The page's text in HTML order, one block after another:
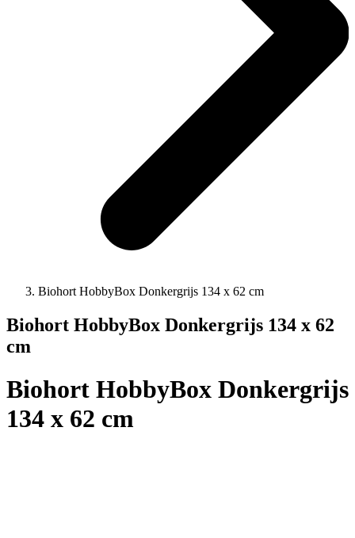
Biohort HobbyBox Donkergrijs 134 x 62 cm
Biohort HobbyBox Donkergrijs 134 x 62
cm
Biohort HobbyBox Donkergrijs
134 x 62 cm